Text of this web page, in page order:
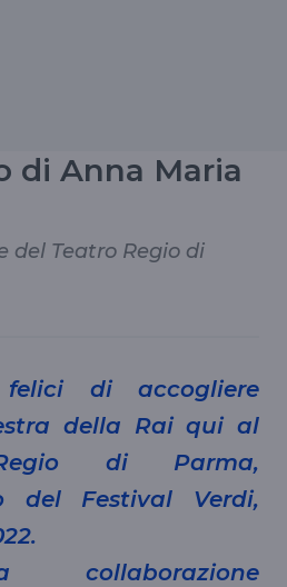
di Anna Maria
del Teatro Regio di
di accogliere
della Rai qui al
di Parma,
del Festival Verdi,